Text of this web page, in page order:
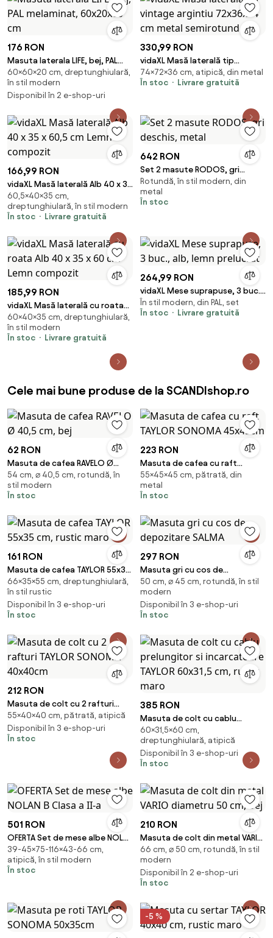
176 RON
Masuta laterala LIFE, bej, PAL
melaminat, 60x20x60 cm
60×60×20 cm, dreptunghiulară,
în stil modern
Disponibil în 2 e-shop-uri
330,99 RON
vidaXL Masă laterală tip
vintage argintiu 72x36x74 cm
metal semirotund
74×72×36 cm, atipică, din metal
În stoc
Livrare gratuită
166,99 RON
vidaXL Masă laterală Alb 40 x 35
x 60,5 cm Lemn compozit
60,5×40×35 cm,
dreptunghiulară, în stil modern
În stoc
Livrare gratuită
642 RON
Set 2 masute RODOS, gri
deschis, metal
Rotundă, în stil modern, din
metal
În stoc
185,99 RON
vidaXL Masă laterală cu roata
Alb 40 x 35 x 60 cm Lemn
compozit
60×40×35 cm, dreptunghiulară,
în stil modern
În stoc
Livrare gratuită
264,99 RON
vidaXL Mese suprapuse, 3 buc.,
alb, lemn prelucrat
În stil modern, din PAL, set
În stoc
Livrare gratuită
Cele mai bune produse de la SCANDIshop.ro
62 RON
Masuta de cafea RAVELO Ø
40,5 cm, bej
54 cm, ⌀ 40,5 cm, rotundă, în
stil modern
În stoc
223 RON
Masuta de cafea cu raft
TAYLOR SONOMA 45x45cm
55×45×45 cm, pătrată, din
metal
În stoc
161 RON
Masuta de cafea TAYLOR 55x35
cm, rustic maro
66×35×55 cm, dreptunghiulară,
în stil rustic
Disponibil în 3 e-shop-uri
În stoc
297 RON
Masuta gri cu cos de
depozitare SALMA
50 cm, ⌀ 45 cm, rotundă, în stil
modern
Disponibil în 3 e-shop-uri
În stoc
212 RON
Masuta de colt cu 2 rafturi
TAYLOR SONOMA 40x40cm
55×40×40 cm, pătrată, atipică
Disponibil în 3 e-shop-uri
În stoc
385 RON
Masuta de colt cu cablu
prelungitor si incarcatoare
TAYLOR 60x31,5 cm, rustic maro
60×31,5×60 cm,
dreptunghiulară, atipică
Disponibil în 3 e-shop-uri
În stoc
501 RON
OFERTA Set de mese albe NOLAN
B Clasa a II-a
39-45×75-116×43-66 cm,
atipică, în stil modern
În stoc
210 RON
Masuta de colt din metal VARIO
diametru 50 cm, bej
66 cm, ⌀ 50 cm, rotundă, în stil
modern
Disponibil în 2 e-shop-uri
În stoc
-5 %